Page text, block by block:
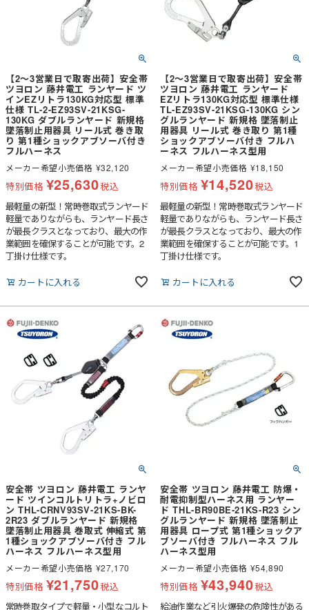
【2～3営業日で取寄出荷】安全帯
ツヨロン 藤井電工 ランヤード ツ
インEZリトラ130KG対応型 標準
仕様 TL-2-EZ93SV-21KSG-
130KG ダブルランヤード 新規格
墜落制止用器具 リール式 巻き取
り 第1種ショックアブソーバ付き
フルハーネス
メーカー希望小売価格 ¥32,120
特別価格 ¥25,630税込
最軽量の新型！常時巻取式ランヤード
軽量でありながらも、ランヤード長さ
が最長クラスとなっており、最大の作
業範囲を確保することが可能です。2
丁掛け仕様です。
カートに入れる
【2～3営業日で取寄出荷】安全帯
ツヨロン 藤井電工 ランヤード
EZリトラ130KG対応型 標準仕様
TL-EZ93SV-21KSG-130KG シン
グルランヤード 新規格 墜落制止
用器具 リール式 巻き取り 第1種
ショックアブソーバ付き フルハ
ーネス フルハーネス型用
メーカー希望小売価格 ¥18,150
特別価格 ¥14,520税込
最軽量の新型！常時巻取式ランヤード
軽量でありながらも、ランヤード長さ
が最長クラスとなっており、最大の作
業範囲を確保することが可能です。1
丁掛け仕様です。
カートに入れる
安全帯 ツヨロン 藤井電工 ランヤ
ード ツインコルトリトラ+ノビロ
ン THL-CRNV93SV-21KS-BK-
2R23 ダブルランヤード 新規格
墜落制止用器具 巻取式 伸縮式 第
1種ショックアブソーバ付き フル
ハーネス フルハーネス型用
メーカー希望小売価格 ¥27,170
特別価格 ¥21,750税込
常時巻取タイプで軽量・小型なコルト
安全帯 ツヨロン 藤井電工 防爆・
耐電抑制型ハーネス用 ランヤー
ド THL-BR90BE-21KS-R23 シン
グルランヤード 新規格 墜落制止
用器具 ロープ式 第1種ショックア
ブソーバ付き フルハーネス フル
ハーネス型用
メーカー希望小売価格 ¥54,890
特別価格 ¥43,940税込
給油作業など引火爆発の危険性がある